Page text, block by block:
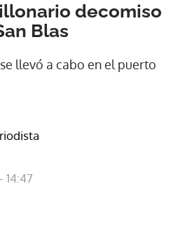
decomiso
Blas
llevó a cabo en el puerto
14:47